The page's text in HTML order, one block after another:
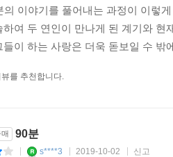
의 이야기를 풀어내는 과정이 이렇
하여 두 연인이 만나게 된 계기와
들이 하는 사랑은 더욱 돋보일 수
를 추천합니다.
매 90분
s****3 2019-10-02 신고